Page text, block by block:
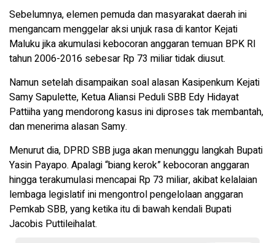
Sebelumnya, elemen pemuda dan masyarakat daerah ini
mengancam menggelar aksi unjuk rasa di kantor Kejati
Maluku jika akumulasi kebocoran anggaran temuan BPK RI
tahun 2006-2016 sebesar Rp 73 miliar tidak diusut.
Namun setelah disampaikan soal alasan Kasipenkum Kejati
Samy Sapulette, Ketua Aliansi Peduli SBB Edy Hidayat
Pattiiha yang mendorong kasus ini diproses tak membantah,
dan menerima alasan Samy.
Menurut dia, DPRD SBB juga akan menunggu langkah Bupati
Yasin Payapo. Apalagi “biang kerok” kebocoran anggaran
hingga terakumulasi mencapai Rp 73 miliar, akibat kelalaian
lembaga legislatif ini mengontrol pengelolaan anggaran
Pemkab SBB, yang ketika itu di bawah kendali Bupati
Jacobis Puttileihalat.